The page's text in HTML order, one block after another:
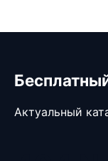
Актуальный